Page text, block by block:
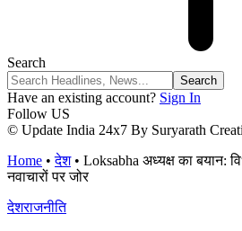
Search
Have an existing account? Sign In
Follow US
© Update India 24x7 By Suryarath
Home •देश• Loksabha अध्यक्ष का बयान:
नवाचारों पर जोर
देशराजनीति